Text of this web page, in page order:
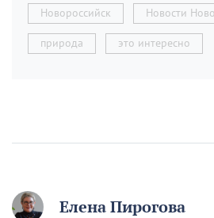
Новороссийск Новости
природа это интересно
Елена Пирогова